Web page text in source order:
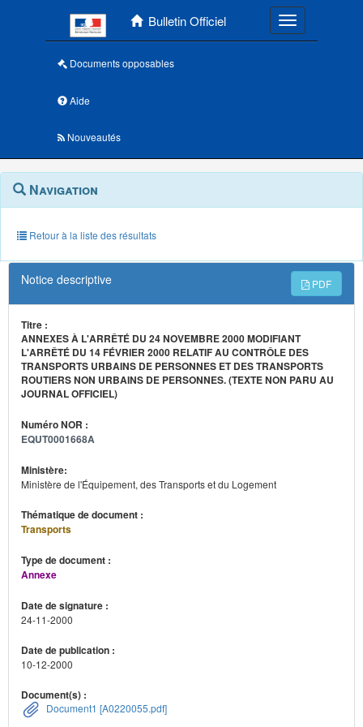
Bulletin Officiel Toggle
Documents opposables
Aide
Nouveautés
Navigation
outils
annexes
Menu
contextuel
Navigation
Retour à la liste des résultats
Notice descriptive PDF
Titre :
ANNEXES À L'ARRÊTÉ DU 24 NOVEMBRE 2000 MODIFIANT
L'ARRÊTÉ DU 14 FÉVRIER 2000 RELATIF AU CONTRÔLE DES
TRANSPORTS URBAINS DE PERSONNES ET DES TRANSPORTS
ROUTIERS NON URBAINS DE PERSONNES. (TEXTE NON PARU AU
JOURNAL OFFICIEL)
Numéro NOR :
EQUT0001668A
Ministère:
Ministère de l'Équipement, des Transports et du Logement
Thématique de document :
Transports
Type de document :
Annexe
Date de signature :
24-11-2000
Date de publication :
10-12-2000
Document(s) :
Document1 [A0220055.pdf]